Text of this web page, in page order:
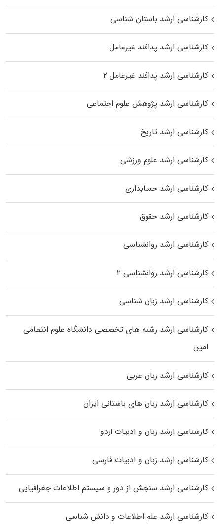
کارشناسی ارشد باستان شناسی
کارشناسی ارشد پدافند غیرعامل
کارشناسی ارشد پدافند غیرعامل ۲
کارشناسی ارشد پژوهش علوم اجتماعی
کارشناسی ارشد تاریخ
کارشناسی ارشد علوم ورزشی
کارشناسی ارشد حسابداری
کارشناسی ارشد حقوق
کارشناسی ارشد روانشناسی
کارشناسی ارشد روانشناسی ۲
کارشناسی ارشد زبان شناسی
کارشناسی ارشد رﺷﺘﻪ ﻫﺎی تخصصی داﻧﺸﮕﺎه ﻋﻠﻮم انتظامی
اﻣﻴﻦ
کارشناسی ارشد زبان عربی
کارشناسی ارشد زبان‌ های باستانی ایران
کارشناسی ارشد زبان و ادبیات اردو
کارشناسی ارشد زبان و ادبیات فارسی
کارشناسی ارشد سنجش از دور و سیستم اطلاعات جغرافیایی
کارشناسی ارشد علم اطلاعات و دانش شناسی